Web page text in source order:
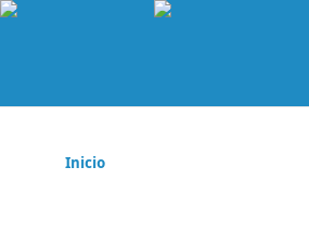
Inicio